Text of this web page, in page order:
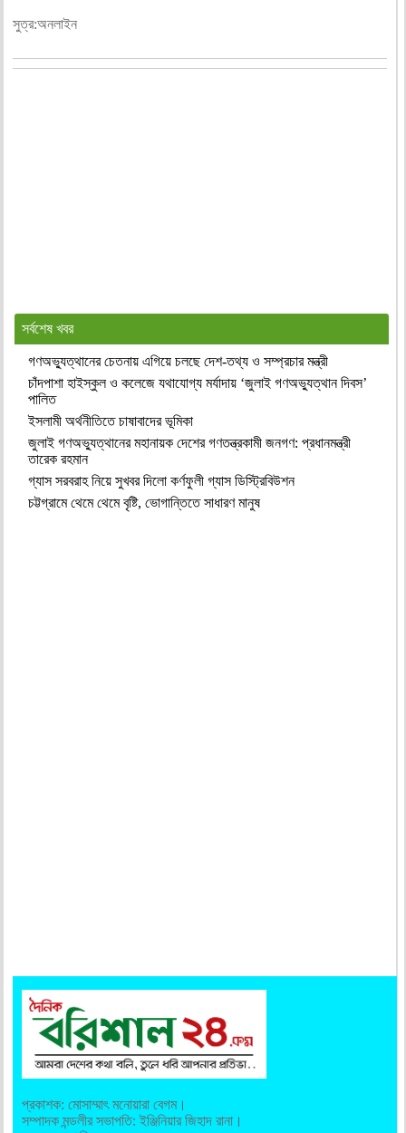
সুত্র:অনলাইন
সর্বশেষ খবর
গণঅভ্যুত্থানের চেতনায় এগিয়ে চলছে দেশ-তথ্য ও সম্প্রচার মন্ত্রী
চাঁদপাশা হাইস্কুল ও কলেজে যথাযোগ্য মর্যাদায় ‘জুলাই গণঅভ্যুত্থান দিবস’
পালিত
ইসলামী অর্থনীতিতে চাষাবাদের ভূমিকা
জুলাই গণঅভ্যুত্থানের মহানায়ক দেশের গণতন্ত্রকামী জনগণ: প্রধানমন্ত্রী
তারেক রহমান
গ্যাস সরবরাহ নিয়ে সুখবর দিলো কর্ণফুলী গ্যাস ডিস্ট্রিবিউশন
চট্টগ্রামে থেমে থেমে বৃষ্টি, ভোগান্তিতে সাধারণ মানুষ
প্রকাশক: মোসাম্মাৎ মনোয়ারা বেগম।
সম্পাদক মন্ডলীর সভাপতি: ইঞ্জিনিয়ার জিহাদ রানা।